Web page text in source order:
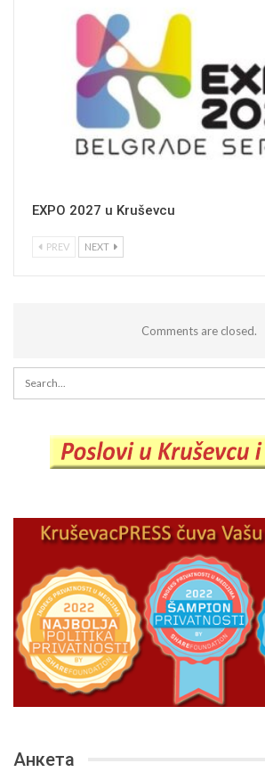
EXPO 2027 u Kruševcu
PREV NEXT
Comments are closed.
Анкета